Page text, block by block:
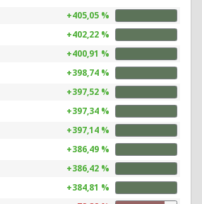
+405,05 %
+402,22 %
+400,91 %
+398,74 %
+397,52 %
+397,34 %
+397,14 %
+386,49 %
+386,42 %
+384,81 %